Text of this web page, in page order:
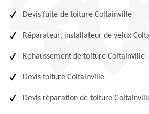
Devis fuite de toiture Coltainville
Réparateur, installateur de velux
Rehaussement de toiture Coltainville
Devis toiture Coltainville
Devis réparation de toiture